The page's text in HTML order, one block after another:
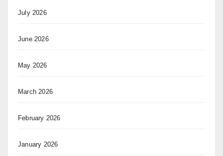
July 2026
June 2026
May 2026
March 2026
February 2026
January 2026